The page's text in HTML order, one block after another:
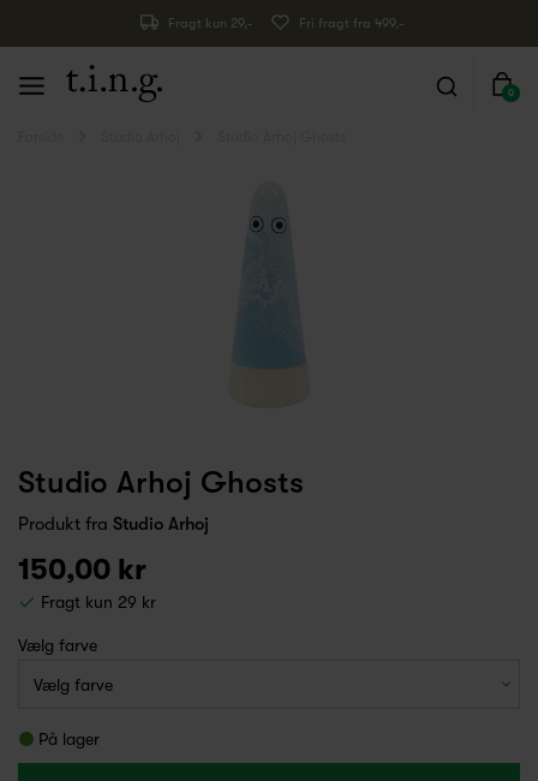
Fragt kun 29,- Fri fragt fra 499,-
0
Studio Arhoj Ghosts
Produkt fra Studio Arhoj
150,00 kr
Fragt kun 29 kr
Vælg farve
På lager